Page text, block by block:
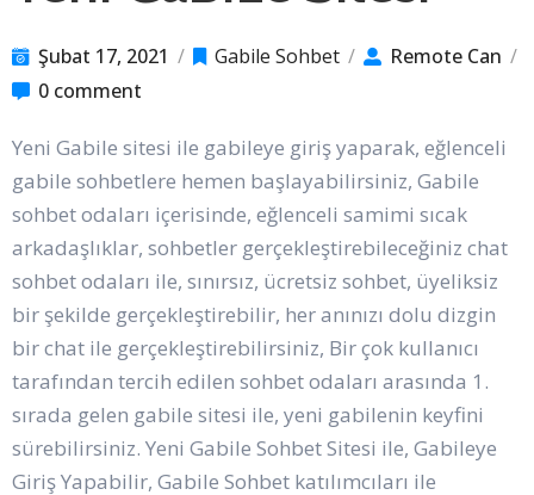
Şubat 17, 2021 / Gabile Sohbet / Remote Can /
0 comment
Yeni Gabile sitesi ile gabileye giriş yaparak, eğlenceli
gabile sohbetlere hemen başlayabilirsiniz, Gabile
sohbet odaları içerisinde, eğlenceli samimi sıcak
arkadaşlıklar, sohbetler gerçekleştirebileceğiniz chat
sohbet odaları ile, sınırsız, ücretsiz sohbet, üyeliksiz
bir şekilde gerçekleştirebilir, her anınızı dolu dizgin
bir chat ile gerçekleştirebilirsiniz, Bir çok kullanıcı
tarafından tercih edilen sohbet odaları arasında 1.
sırada gelen gabile sitesi ile, yeni gabilenin keyfini
sürebilirsiniz. Yeni Gabile Sohbet Sitesi ile, Gabileye
Giriş Yapabilir, Gabile Sohbet katılımcıları ile